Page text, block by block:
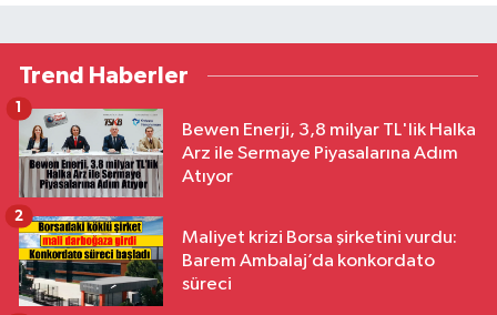
Trend Haberler
Bewen Enerji, 3,8 milyar TL'lik Halka
Arz ile Sermaye Piyasalarına Adım
Atıyor
1
Maliyet krizi Borsa şirketini vurdu:
Barem Ambalaj’da konkordato
süreci
2